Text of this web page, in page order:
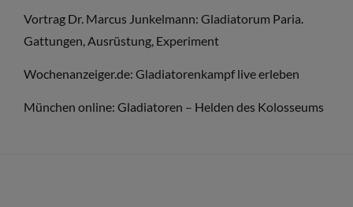
Vortrag Dr. Marcus Junkelmann: Gladiatorum Paria.
Gattungen, Ausrüstung, Experiment
Wochenanzeiger.de: Gladiatorenkampf live erleben
München online: Gladiatoren – Helden des Kolosseums